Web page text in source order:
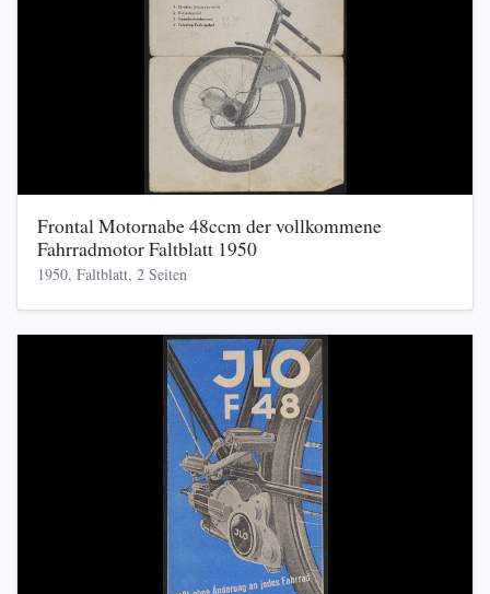
Frontal Motornabe 48ccm der vollkommene
Fahrradmotor Faltblatt 1950
1950, Faltblatt, 2 Seiten